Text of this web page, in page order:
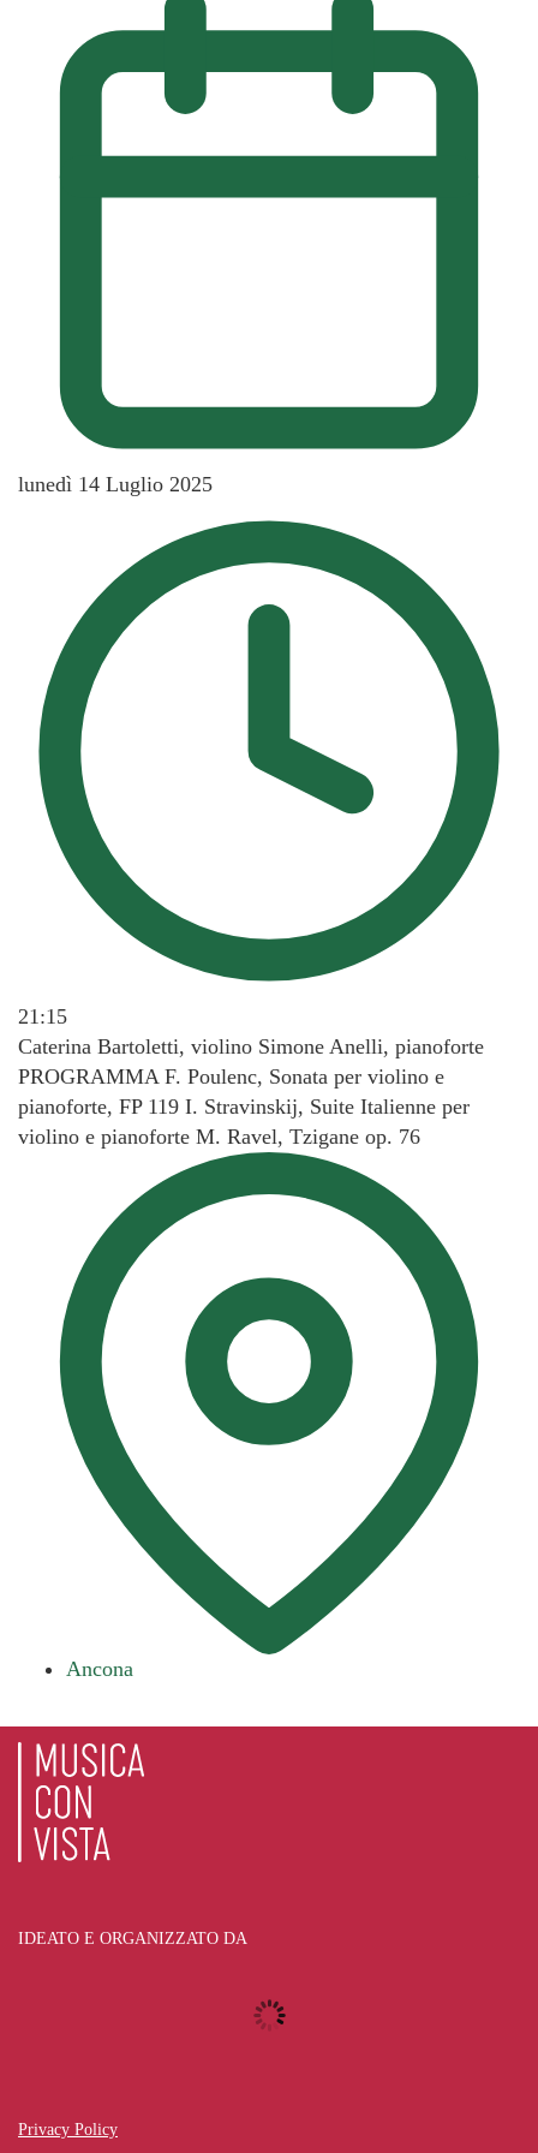
lunedì 14 Luglio 2025
21:15
Caterina Bartoletti, violino Simone Anelli, pianoforte
PROGRAMMA F. Poulenc, Sonata per violino e
pianoforte, FP 119 I. Stravinskij, Suite Italienne per
violino e pianoforte M. Ravel, Tzigane op. 76
Ancona
IDEATO E ORGANIZZATO DA
Privacy Policy